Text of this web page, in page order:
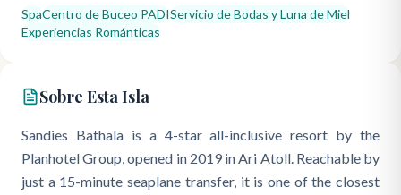
SpaCentro de Buceo PADIServicio de Bodas y Luna de Miel
Experiencias Románticas
Sobre Esta Isla
Sandies Bathala is a 4-star all-inclusive resort by the
Planhotel Group, opened in 2019 in Ari Atoll. Reachable by
just a 15-minute seaplane transfer, it is one of the closest